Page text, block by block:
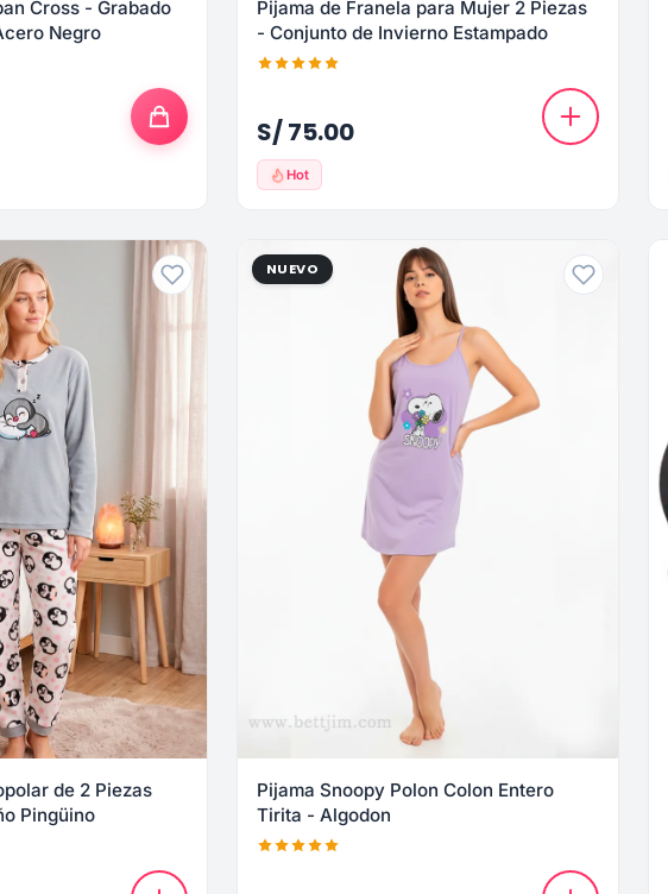
Cross - Grabado
Negro
Pijama de Franela para Mujer 2 Piezas
- Conjunto de Invierno Estampado
S/ 75.00
Hot
de 2 Piezas
Pingüino
NUEVO
Pijama Snoopy Polon Colon Entero
Tirita - Algodon